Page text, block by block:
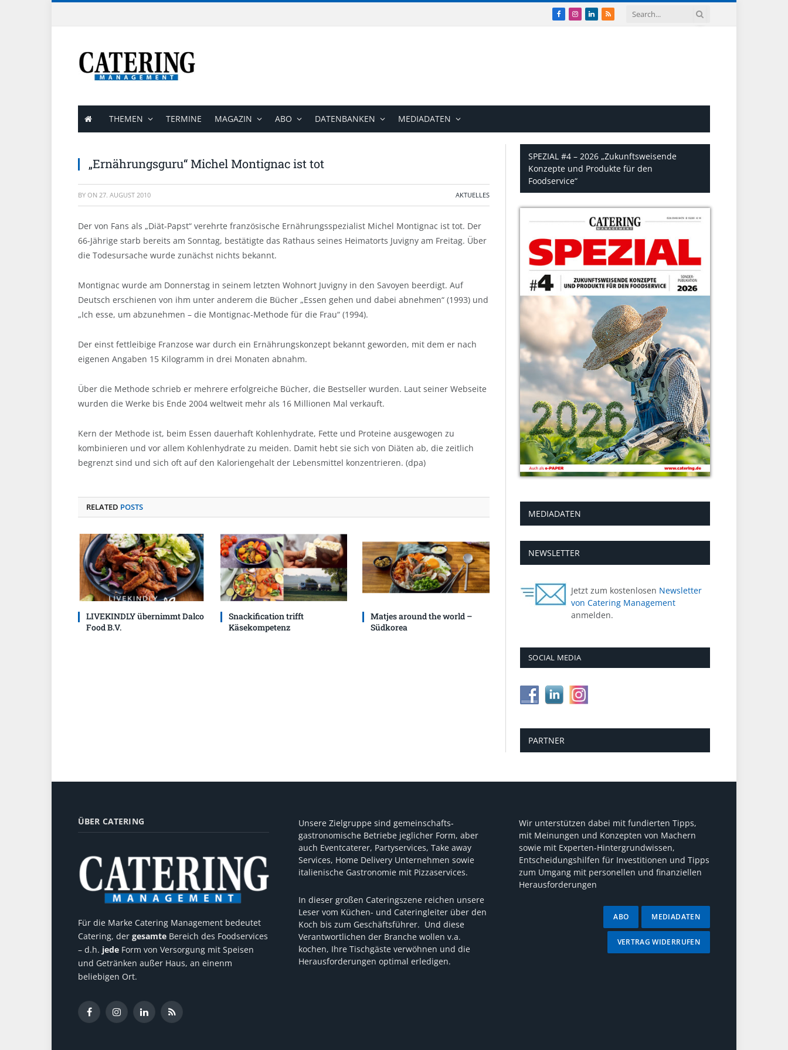
Facebook
Instagram
LinkedIn
RSS
THEMEN TERMINE MAGAZIN ABO DATENBANKEN MEDIADATEN
„Ernährungsguru“ Michel Montignac ist tot
BY ON 27. AUGUST 2010 AKTUELLES
Der von Fans als „Diät-Papst“ verehrte französische Ernährungsspezialist Michel Montignac ist tot. Der
66-Jährige starb bereits am Sonntag, bestätigte das Rathaus seines Heimatorts Juvigny am Freitag. Über
die Todesursache wurde zunächst nichts bekannt.
Montignac wurde am Donnerstag in seinem letzten Wohnort Juvigny in den Savoyen beerdigt. Auf
Deutsch erschienen von ihm unter anderem die Bücher „Essen gehen und dabei abnehmen“ (1993) und
„Ich esse, um abzunehmen – die Montignac-Methode für die Frau“ (1994).
Der einst fettleibige Franzose war durch ein Ernährungskonzept bekannt geworden, mit dem er nach
eigenen Angaben 15 Kilogramm in drei Monaten abnahm.
Über die Methode schrieb er mehrere erfolgreiche Bücher, die Bestseller wurden. Laut seiner Webseite
wurden die Werke bis Ende 2004 weltweit mehr als 16 Millionen Mal verkauft.
Kern der Methode ist, beim Essen dauerhaft Kohlenhydrate, Fette und Proteine ausgewogen zu
kombinieren und vor allem Kohlenhydrate zu meiden. Damit hebt sie sich von Diäten ab, die zeitlich
begrenzt sind und sich oft auf den Kaloriengehalt der Lebensmittel konzentrieren. (dpa)
RELATED POSTS
LIVEKINDLY übernimmt Dalco
Food B.V.
Snackification trifft
Käsekompetenz
Matjes around the world –
Südkorea
SPEZIAL #4 – 2026 „Zukunftsweisende
Konzepte und Produkte für den
Foodservice“
MEDIADATEN
NEWSLETTER
Jetzt zum kostenlosen Newsletter
von Catering Management
anmelden.
SOCIAL MEDIA
PARTNER
ÜBER CATERING
Für die Marke Catering Management bedeutet
Catering, der gesamte Bereich des Foodservices
– d.h. jede Form von Versorgung mit Speisen
und Getränken außer Haus, an einenm
beliebigen Ort.
FacebookInstagramLinkedInRSS
Unsere Zielgruppe sind gemeinschafts-
gastronomische Betriebe jeglicher Form, aber
auch Eventcaterer, Partyservices, Take away
Services, Home Delivery Unternehmen sowie
italienische Gastronomie mit Pizzaservices.
In dieser großen Cateringszene reichen unsere
Leser vom Küchen- und Cateringleiter über den
Koch bis zum Geschäftsführer. Und diese
Verantwortlichen der Branche wollen v.a.
kochen, Ihre Tischgäste verwöhnen und die
Herausforderungen optimal erledigen.
Wir unterstützen dabei mit fundierten Tipps,
mit Meinungen und Konzepten von Machern
sowie mit Experten-Hintergrundwissen,
Entscheidungshilfen für Investitionen und Tipps
zum Umgang mit personellen und finanziellen
Herausforderungen
MEDIADATEN
ABO
VERTRAG WIDERRUFEN